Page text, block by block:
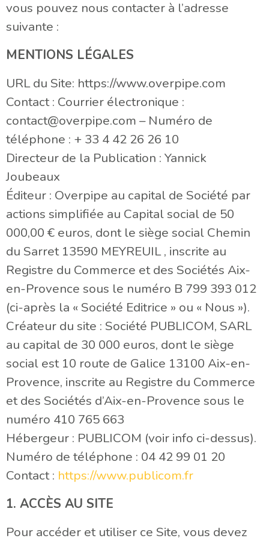
vous pouvez nous contacter à l’adresse
suivante :
MENTIONS LÉGALES
URL du Site: https://www.overpipe.com
Contact : Courrier électronique :
contact@overpipe.com – Numéro de
téléphone : + 33 4 42 26 26 10
Directeur de la Publication : Yannick
Joubeaux
Éditeur : Overpipe au capital de Société par
actions simplifiée au Capital social de 50
000,00 € euros, dont le siège social Chemin
du Sarret 13590 MEYREUIL , inscrite au
Registre du Commerce et des Sociétés Aix-
en-Provence sous le numéro B 799 393 012
(ci-après la « Société Editrice » ou « Nous »).
Créateur du site : Société PUBLICOM, SARL
au capital de 30 000 euros, dont le siège
social est 10 route de Galice 13100 Aix-en-
Provence, inscrite au Registre du Commerce
et des Sociétés d’Aix-en-Provence sous le
numéro 410 765 663
Hébergeur : PUBLICOM (voir info ci-dessus).
Numéro de téléphone : 04 42 99 01 20
Contact : https://www.publicom.fr
1. ACCÈS AU SITE
Pour accéder et utiliser ce Site, vous devez